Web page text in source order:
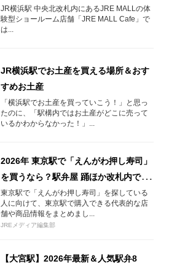
とお土産をご紹介！
JR横浜駅 中央北改札内にあるJRE MALLの体
験型ショールーム店舗「JRE MALL Cafe」で
は...
JR横浜駅でお土産を買える場所＆おす
すめお土産
「横浜駅でお土産を買っていこう！」と思っ
たのに、「駅構内ではお土産がどこに売って
いるかわからなかった！」...
2026年 東京駅で「えんがわ押し寿司」
を買うなら？駅弁屋 踊ほか改札内で買
える場所まとめ
東京駅で「えんがわ押し寿司」を探している
人に向けて、東京駅で購入できる代表的な店
舗や商品情報をまとめまし...
JREメディア編集部
【大宮駅】2026年最新＆人気駅弁8